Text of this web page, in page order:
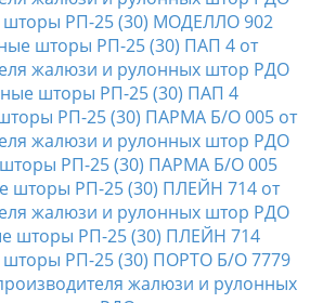
шторы РП-25 (30) МОДЕЛЛО 902
шторы РП-25 (30) ПАП 4
РП-25 (30) ПАРМА Б/О 005
шторы РП-25 (30) ПЛЕЙН 714